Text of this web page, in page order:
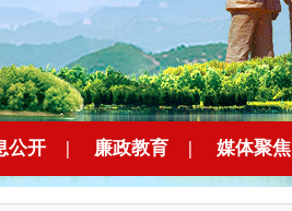
公开 | 廉政教育 | 媒体聚焦